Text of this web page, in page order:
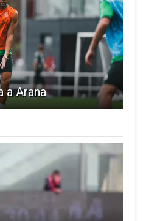
a Arana